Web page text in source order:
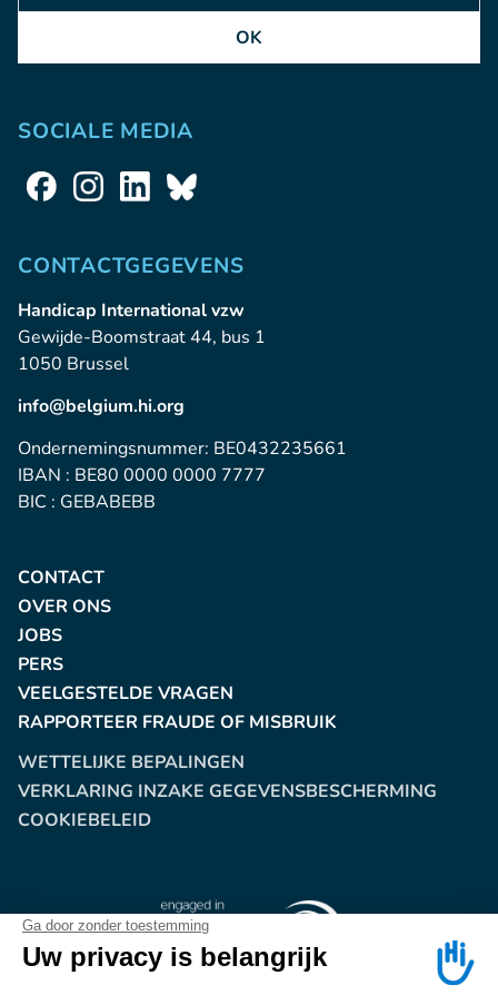
OK
SOCIALE MEDIA
CONTACTGEGEVENS
Handicap International vzw
Gewijde-Boomstraat 44, bus 1
1050 Brussel
info@belgium.hi.org
Ondernemingsnummer: BE0432235661
IBAN : BE80 0000 0000 7777
BIC : GEBABEBB
CONTACT
OVER ONS
JOBS
PERS
VEELGESTELDE VRAGEN
RAPPORTEER FRAUDE OF MISBRUIK
WETTELIJKE BEPALINGEN
VERKLARING INZAKE GEGEVENSBESCHERMING
COOKIEBELEID